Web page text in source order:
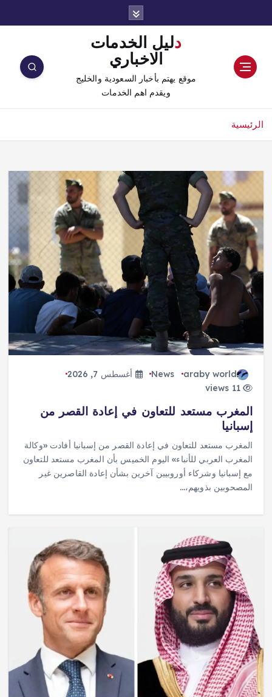
دليل الخدمات
الاخباري
موقع يهتم بأخبار السعودية والخليج
ويقدم اهم الخدمات
الرئيسية
araby world
News
أغسطس 7, 2026
11 views
المغرب مستعد للتعاون في إعادة القصر من
إسبانيا
المغرب مستعد للتعاون في إعادة القصر من إسبانيا أفادت «وكالة
المغرب العربي للأنباء» اليوم الخميس بأن المغرب مستعد للتعاون
مع إسبانيا وشركاء أوروبيين آخرين بشأن إعادة القاصرين غير
المصحوبين بذويهم،…